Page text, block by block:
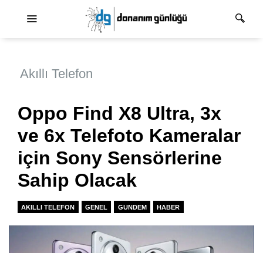
Akıllı Telefon
Oppo Find X8 Ultra, 3x
ve 6x Telefoto Kameralar
için Sony Sensörlerine
Sahip Olacak
AKILLI TELEFON GENEL GUNDEM HABER